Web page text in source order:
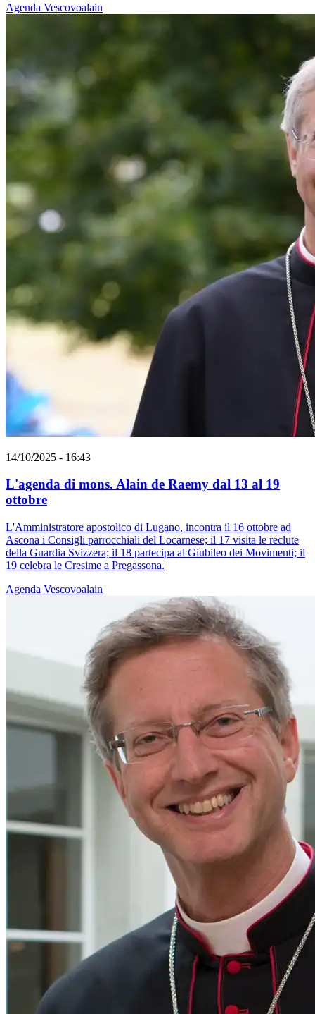
Agenda Vescovoalain
14/10/2025 - 16:43
L'agenda di mons. Alain de Raemy dal 13 al 19
ottobre
L'Amministratore apostolico di Lugano, incontra il 16 ottobre ad
Ascona i Consigli parrocchiali del Locarnese; il 17 visita le reclute
della Guardia Svizzera; il 18 partecipa al Giubileo dei Movimenti; il
19 celebra le Cresime a Pregassona.
Agenda Vescovoalain